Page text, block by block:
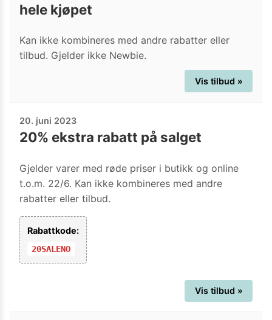
hele kjøpet
Kan ikke kombineres med andre rabatter eller
tilbud. Gjelder ikke Newbie.
Vis tilbud »
20. juni 2023
20% ekstra rabatt på salget
Gjelder varer med røde priser i butikk og online
t.o.m. 22/6. Kan ikke kombineres med andre
rabatter eller tilbud.
Rabattkode:
20SALENO
Vis tilbud »